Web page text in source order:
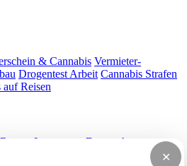
& Cannabis Vermieter-
Drogentest Arbeit Cannabis Strafen
auf Reisen
Impressum
Datenschutz
— Alle Angaben ohne Gewähr. Kein
✕